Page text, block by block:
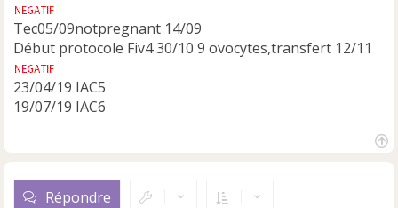
Tec05/09notpregnant 14/09
Début protocole Fiv4 30/10 9 ovocytes,transfert 12/11
23/04/19 IAC5
19/07/19 IAC6
Répondre